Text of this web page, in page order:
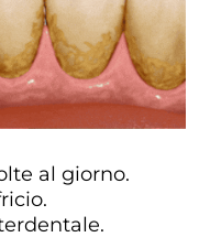
al giorno.